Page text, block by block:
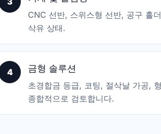
CNC 선반, 스위스형 선반, 공구 홀
삭유 상태.
4 금형 솔루션
초경합금 등급, 코팅, 절삭날 가공,
종합적으로 검토합니다.